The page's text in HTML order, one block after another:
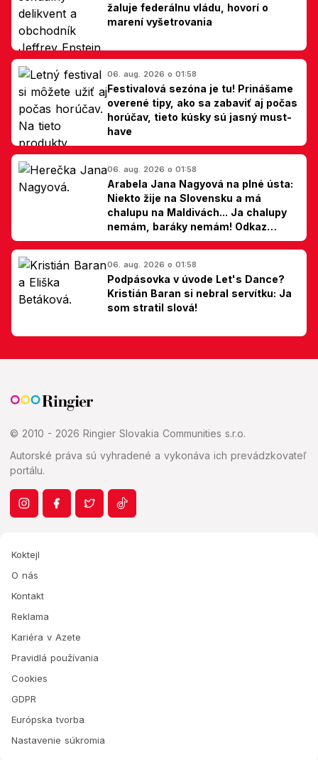
žaluje federálnu vládu, hovorí o
marení vyšetrovania
06. aug. 2026 o 01:58
Festivalová sezóna je tu! Prinášame
overené tipy, ako sa zabaviť aj počas
horúčav, tieto kúsky sú jasný must-
have
06. aug. 2026 o 01:58
Arabela Jana Nagyová na plné ústa:
Niekto žije na Slovensku a má
chalupu na Maldivách... Ja chalupy
nemám, baráky nemám! Odkaz
Slovákom
06. aug. 2026 o 01:58
Podpásovka v úvode Let's Dance?
Kristián Baran si nebral servítku: Ja
som stratil slová!
© 2010 - 2026 Ringier Slovakia Communities s.r.o.
Autorské práva sú vyhradené a vykonáva ich prevádzkovateľ
portálu.
Koktejl
O nás
Kontakt
Reklama
Kariéra v Azete
Pravidlá používania
Cookies
GDPR
Európska tvorba
Nastavenie súkromia